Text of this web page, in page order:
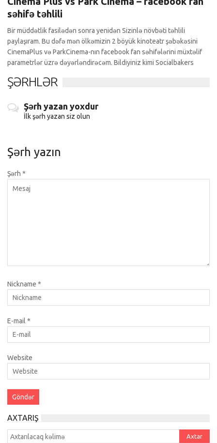
səhifə təhlili
Bir müddətlik fasilədən sonra yenidən Sizinlə növbəti təhlili
paylaşıram. Bu dəfə mən ölkəmizin 2 böyük kinoteatr şəbəkəsini
CinemaPlus və ParkCinema-nın facebook fan səhifələrini müxtəlif
parametrlər üzrə dəyərləndirəcəm. Bildiyiniz kimi Socialbakers
ŞƏRHLƏR
Şərh yazan yoxdur
İlk şərh yazan siz olun
Şərh yazın
Şərh *
Nickname *
E-mail *
Website
AXTARIŞ